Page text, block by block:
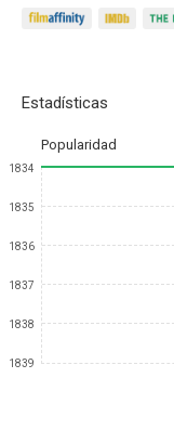
Estadísticas
Popularidad
1834
1835
1836
1837
1838
1839